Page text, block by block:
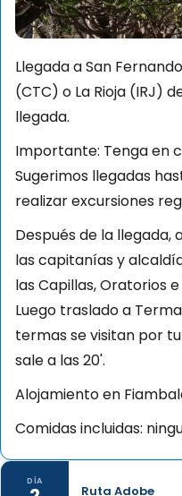
Llegada a San
(CTC) o La Rioja (IRJ)
llegada.
Importante: Tenga en
Sugerimos llegadas
realizar excursiones
Después de la llegada,
las capitanías y
las Capillas, Oratorios
Luego traslado a
termas se visitan por
sale a las 20'.
Alojamiento en
Comidas incluidas:
DÍA
Ruta Adobe